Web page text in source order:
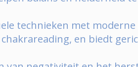
technieken met
en biedt